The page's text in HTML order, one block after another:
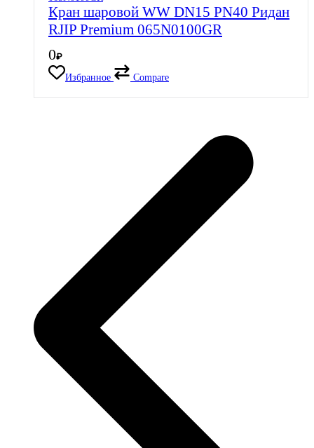
Кран шаровой WW DN15 PN40 Ридан
RJIP Premium 065N0100GR
0₽
Избранное
Compare